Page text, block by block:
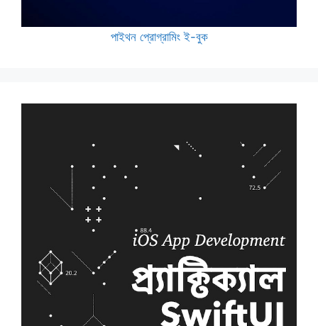
পাইথন প্রোগ্রামিং ই-বুক